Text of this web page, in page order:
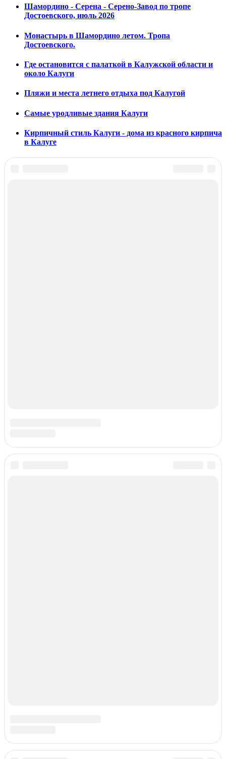
Шамордино - Серена - Серено-Завод по тропе
Достоевского, июль 2026
Монастырь в Шамордино летом. Тропа
Достоевского.
Где остановится с палаткой в Калужской области и
около Калуги
Пляжи и места летнего отдыха под Калугой
Самые уродливые здания Калуги
Кирпичный стиль Калуги - дома из красного кирпича
в Калуге